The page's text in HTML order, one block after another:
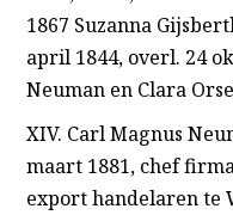
1867 Suzanna
april 1844, overl. 24
Neuman en Clara
XIV. Carl Magnus
maart 1881, chef
export handelaren te